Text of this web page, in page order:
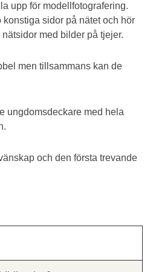
upp för modellfotografering.
sidor på nätet och hör
med bilder på tjejer.
men tillsammans kan de
ungdomsdeckare med hela
och den första trevande